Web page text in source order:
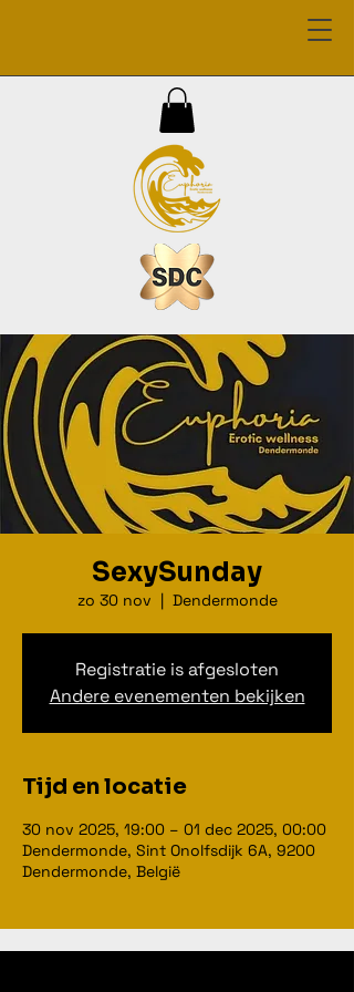
SexySunday
zo 30 nov
  |
Dendermonde
Registratie is afgesloten
Andere evenementen bekijken
Tijd en locatie
30 nov 2025, 19:00 – 01 dec 2025, 00:00
Dendermonde, Sint Onolfsdijk 6A, 9200
Dendermonde, België